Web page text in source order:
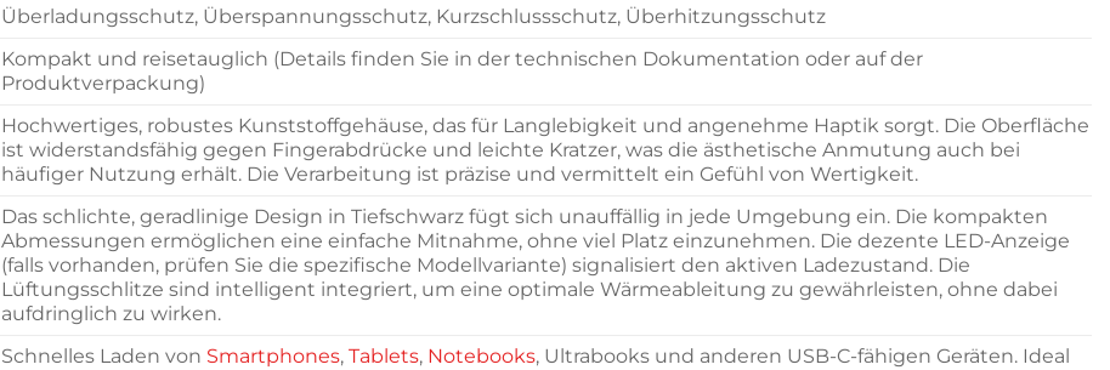
Überladungsschutz, Überspannungsschutz, Kurzschlussschutz, Überhitzungsschutz
Kompakt und reisetauglich (Details finden Sie in der technischen Dokumentation oder auf der
Produktverpackung)
Hochwertiges, robustes Kunststoffgehäuse, das für Langlebigkeit und angenehme Haptik sorgt. Die Oberfläche
ist widerstandsfähig gegen Fingerabdrücke und leichte Kratzer, was die ästhetische Anmutung auch bei
häufiger Nutzung erhält. Die Verarbeitung ist präzise und vermittelt ein Gefühl von Wertigkeit.
Das schlichte, geradlinige Design in Tiefschwarz fügt sich unauffällig in jede Umgebung ein. Die kompakten
Abmessungen ermöglichen eine einfache Mitnahme, ohne viel Platz einzunehmen. Die dezente LED-Anzeige
(falls vorhanden, prüfen Sie die spezifische Modellvariante) signalisiert den aktiven Ladezustand. Die
Lüftungsschlitze sind intelligent integriert, um eine optimale Wärmeableitung zu gewährleisten, ohne dabei
aufdringlich zu wirken.
Schnelles Laden von Smartphones, Tablets, Notebooks, Ultrabooks und anderen USB-C-fähigen Geräten. Ideal